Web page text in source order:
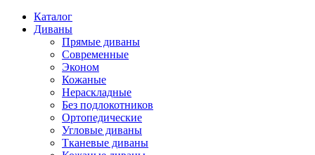
Каталог
Диваны
Прямые диваны
Современные
Эконом
Кожаные
Нераскладные
Без подлокотников
Ортопедические
Угловые диваны
Тканевые диваны